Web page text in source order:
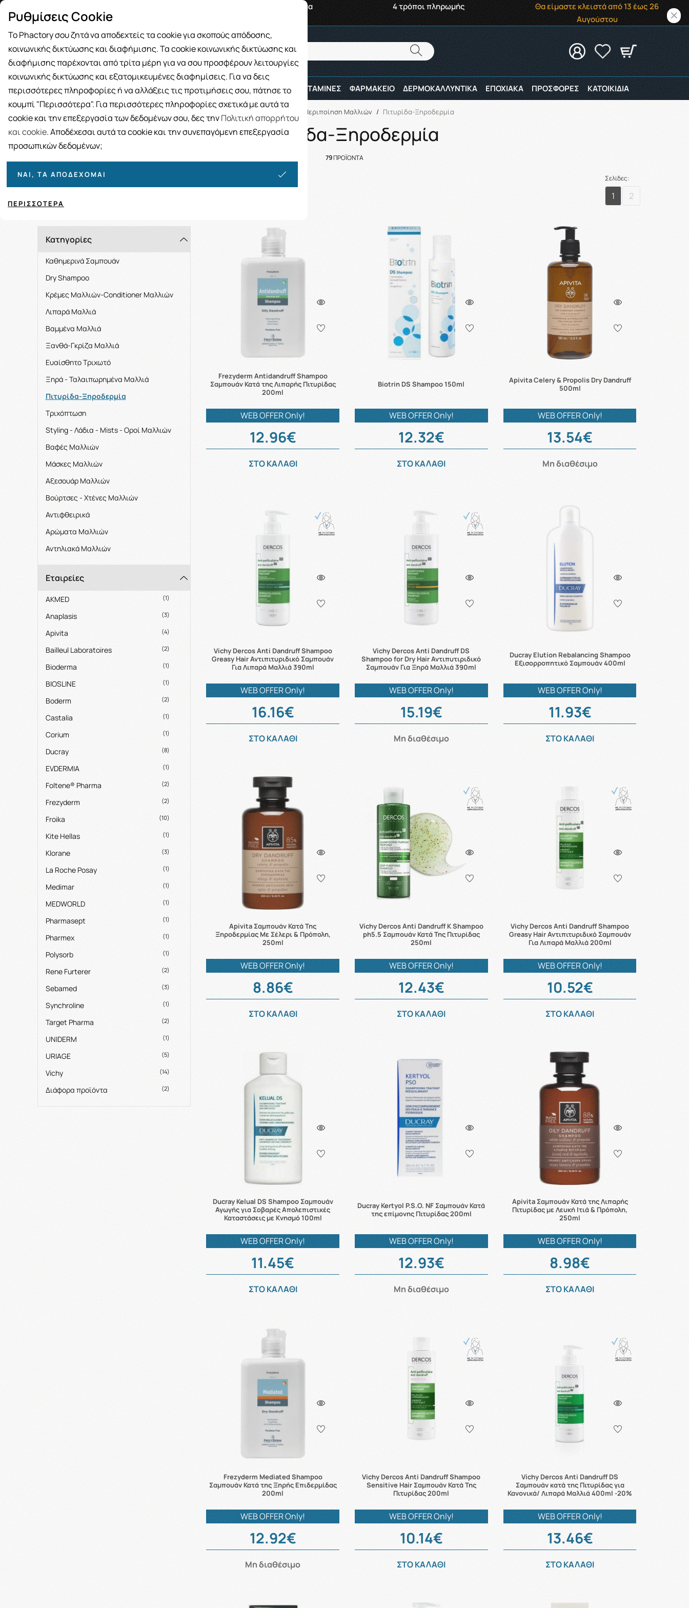
των 49€
Παραλαβή από το Κατάστημα 4 τρόποι πληρωμής
Θα είμαστε κλειστά από 13 έως 26
Αυγούστου
Αναζήτηση
BRANDS ΓΥΝΑΙΚΑ ΑΝΔΡΑΣ ΜΗΤΕΡΑ ΚΑΙ ΠΑΙΔΙ ΑΘΛΗΤΕΣ ΒΙΤΑΜΙΝΕΣ ΦΑΡΜΑΚΕΙΟ ΔΕΡΜΟΚΑΛΛΥΝΤΙΚΑ ΕΠΟΧΙΑΚΑ ΠΡΟΣΦΟΡΕΣ ΚΑΤΟΙΚΙΔΙΑ
Αναζήτηση
Αρχική Περιποίηση Μαλλιών / Πιτυρίδα-Ξηροδερμία
Πιτυρίδα-Ξηροδερμία
79ΠΡΟΪΟΝΤΑ
Ταξινόμηση Σελίδες:
1 2
Κατηγορίες
Καθημερινά Σαμπουάν
Dry Shampoo
Kρέμες Μαλλιών-Conditioner Μαλλιών
Λιπαρά Μαλλιά
Βαμμένα Μαλλιά
Ξανθά-Γκρίζα Μαλλιά
Ευαίσθητο Τριχωτό
Ξηρά - Ταλαιπωρημένα Μαλλιά
Πιτυρίδα-Ξηροδερμία
Τριχόπτωση
Styling - Λάδια - Mists - Οροί Μαλλιών
Βαφές Μαλλιών
Μάσκες Μαλλιών
Αξεσουάρ Μαλλιών
Βούρτσες - Χτένες Μαλλιών
Αντιφθειρικά
Αρώματα Μαλλιών
Αντηλιακά Μαλλιών
Εταιρείες
AKMED (1)
Anaplasis (3)
Apivita (4)
Bailleul Laboratoires (2)
Bioderma (1)
BIOSLINE (1)
Boderm (2)
Castalia (1)
Corium (1)
Ducray (8)
EVDERMIA (1)
Foltene® Pharma (2)
Frezyderm (2)
Froika (10)
Kite Hellas (1)
Klorane (3)
La Roche Posay (1)
Medimar (1)
MEDWORLD (1)
Pharmasept (1)
Pharmex (1)
Polysorb (1)
Rene Furterer (2)
Sebamed (3)
Synchroline (1)
Target Pharma (2)
UNIDERM (1)
URIAGE (5)
Vichy (14)
Διάφορα προϊόντα (2)
Frezyderm Antidandruff Shampoo
Σαμπουάν Κατά της Λιπαρής Πιτυρίδας
200ml
WEB OFFER Only!
12.96€
ΣΤΟ ΚΑΛΑΘΙ
Biotrin DS Shampoo 150ml
WEB OFFER Only!
12.32€
ΣΤΟ ΚΑΛΑΘΙ
Apivita Celery & Propolis Dry Dandruff
500ml
WEB OFFER Only!
13.54€
Μη διαθέσιμο
Vichy Dercos Anti Dandruff Shampoo
Greasy Hair Αντιπιτυριδικό Σαμπουάν
Για Λιπαρά Μαλλιά 390ml
WEB OFFER Only!
16.16€
ΣΤΟ ΚΑΛΑΘΙ
Vichy Dercos Anti Dandruff DS
Shampoo for Dry Hair Αντιπυτιριδικό
Σαμπουάν Για Ξηρά Μαλλιά 390ml
WEB OFFER Only!
15.19€
Μη διαθέσιμο
Ducray Elution Rebalancing Shampoo
Εξισορροπητικό Σαμπουάν 400ml
WEB OFFER Only!
11.93€
ΣΤΟ ΚΑΛΑΘΙ
Apivita Σαμπουάν Κατά Της
Ξηροδερμίας Με Σέλερι & Πρόπολη,
250ml
WEB OFFER Only!
8.86€
ΣΤΟ ΚΑΛΑΘΙ
Vichy Dercos Anti Dandruff K Shampoo
ph5.5 Σαμπουάν Κατά Της Πιτυρίδας
250ml
WEB OFFER Only!
12.43€
ΣΤΟ ΚΑΛΑΘΙ
Vichy Dercos Anti Dandruff Shampoo
Greasy Hair Αντιπιτυριδικό Σαμπουάν
Για Λιπαρά Μαλλιά 200ml
WEB OFFER Only!
10.52€
ΣΤΟ ΚΑΛΑΘΙ
Ducray Kelual DS Shampoo Σαμπουάν
Αγωγής για Σοβαρές Απολεπιστικές
Καταστάσεις με Κνησμό 100ml
WEB OFFER Only!
11.45€
ΣΤΟ ΚΑΛΑΘΙ
Ducray Kertyol P.S.O. NF Σαμπουάν Κατά
της επίμονης Πιτυρίδας 200ml
WEB OFFER Only!
12.93€
Μη διαθέσιμο
Apivita Σαμπουάν Κατά της Λιπαρής
Πιτυρίδας με Λευκή Ιτιά & Πρόπολη,
250ml
WEB OFFER Only!
8.98€
ΣΤΟ ΚΑΛΑΘΙ
Frezyderm Mediated Shampoo
Σαμπουάν Κατά της Ξηρής Επιδερμίδας
200ml
WEB OFFER Only!
12.92€
Μη διαθέσιμο
Vichy Dercos Anti Dandruff Shampoo
Sensitive Hair Σαμπουάν Κατά Της
Πιτυρίδας 200ml
WEB OFFER Only!
10.14€
ΣΤΟ ΚΑΛΑΘΙ
Vichy Dercos Anti Dandruff DS
Σαμπουάν κατά της Πιτυρίδας για
Κανονικά/ Λιπαρά Μαλλιά 400ml -20%
WEB OFFER Only!
13.46€
ΣΤΟ ΚΑΛΑΘΙ
Ρυθμίσεις Cookie
Το Phactory σου ζητά να αποδεχτείς τα cookie για σκοπούς απόδοσης,
κοινωνικής δικτύωσης και διαφήμισης. Τα cookie κοινωνικής δικτύωσης και
διαφήμισης παρέχονται από τρίτα μέρη για να σου προσφέρουν λειτουργίες
κοινωνικής δικτύωσης και εξατομικευμένες διαφημίσεις. Για να δεις
περισσότερες πληροφορίες ή να αλλάξεις τις προτιμήσεις σου, πάτησε το
κουμπί "Περισσότερα". Για περισσότερες πληροφορίες σχετικά με αυτά τα
cookie και την επεξεργασία των δεδομένων σου, δες τηνΠολιτική απορρήτου
και cookie. Αποδέχεσαι αυτά τα cookie και την συνεπαγόμενη επεξεργασία
προσωπικών δεδομένων;
ΝΑΙ, ΤΑ ΑΠΟΔΈΧΟΜΑΙ
ΠΕΡΙΣΣΌΤΕΡΑ